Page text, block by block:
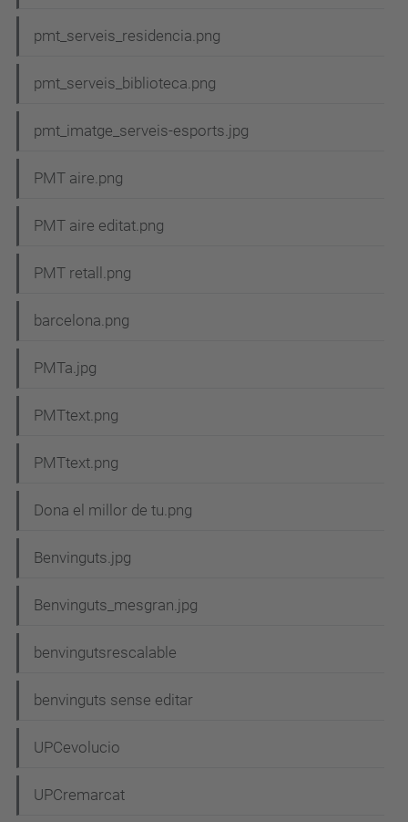
pmt_serveis_residencia.png
pmt_serveis_biblioteca.png
pmt_imatge_serveis-esports.jpg
PMT aire.png
PMT aire editat.png
PMT retall.png
barcelona.png
PMTa.jpg
PMTtext.png
PMTtext.png
Dona el millor de tu.png
Benvinguts.jpg
Benvinguts_mesgran.jpg
benvingutsrescalable
benvinguts sense editar
UPCevolucio
UPCremarcat